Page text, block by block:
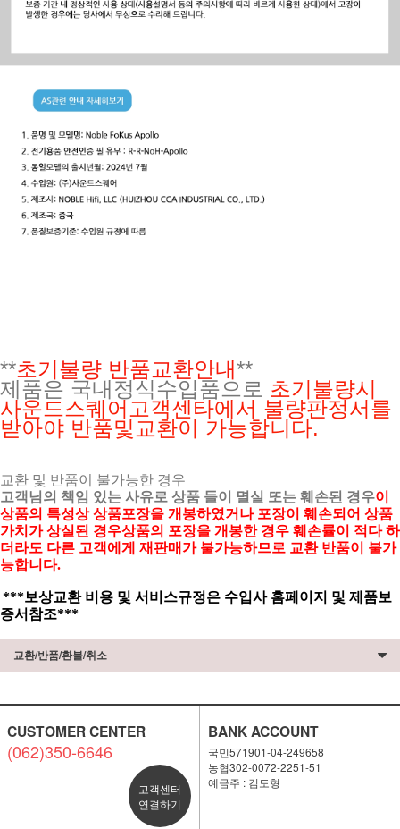
**초기불량 반품교환안내**
제품은 국내정식수입품으로 초기불량시
사운드스퀘어고객센타에서 불량판정서를
받아야 반품및교환이 가능합니다.
교환 및 반품이 불가능한 경우
고객님의 책임 있는 사유로 상품 들이 멸실 또는 훼손된 경우이
상품의 특성상 상품포장을 개봉하였거나 포장이 훼손되어 상품
가치가 상실된 경우상품의 포장을 개봉한 경우 훼손률이 적다 하
더라도 다른 고객에게 재판매가 불가능하므로 교환 반품이 불가
능합니다.
***보상교환 비용 및 서비스규정은 수입사 홈페이지 및 제품보
증서참조***
교환/반품/환불/취소
CUSTOMER CENTER
(062)350-6646
고객센터
연결하기
BANK ACCOUNT
국민571901-04-249658
농협302-0072-2251-51
예금주 : 김도형